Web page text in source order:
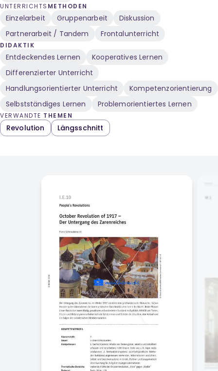
UNTERRICHTS METHODEN
Einzelarbeit Gruppenarbeit
Diskussion
Partnerarbeit / Tandem
Frontalunterricht
DIDAKTIK
Entdeckendes Lernen
Kooperatives Lernen
Differenzierter Unterricht
Handlungsorientierter Unterricht
Kompetenzorientierung
Selbstständiges Lernen
Problemorientiertes Lernen
VERWANDTE THEMEN
Revolution Längsschnitt